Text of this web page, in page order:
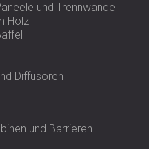
und Trennwände
Holz
Diffusoren
und Barrieren